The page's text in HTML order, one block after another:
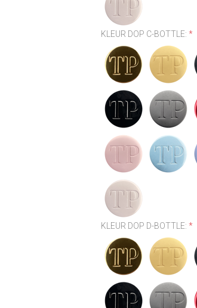
KLEUR DOP C-BOTTLE:*
KLEUR DOP D-BOTTLE:*